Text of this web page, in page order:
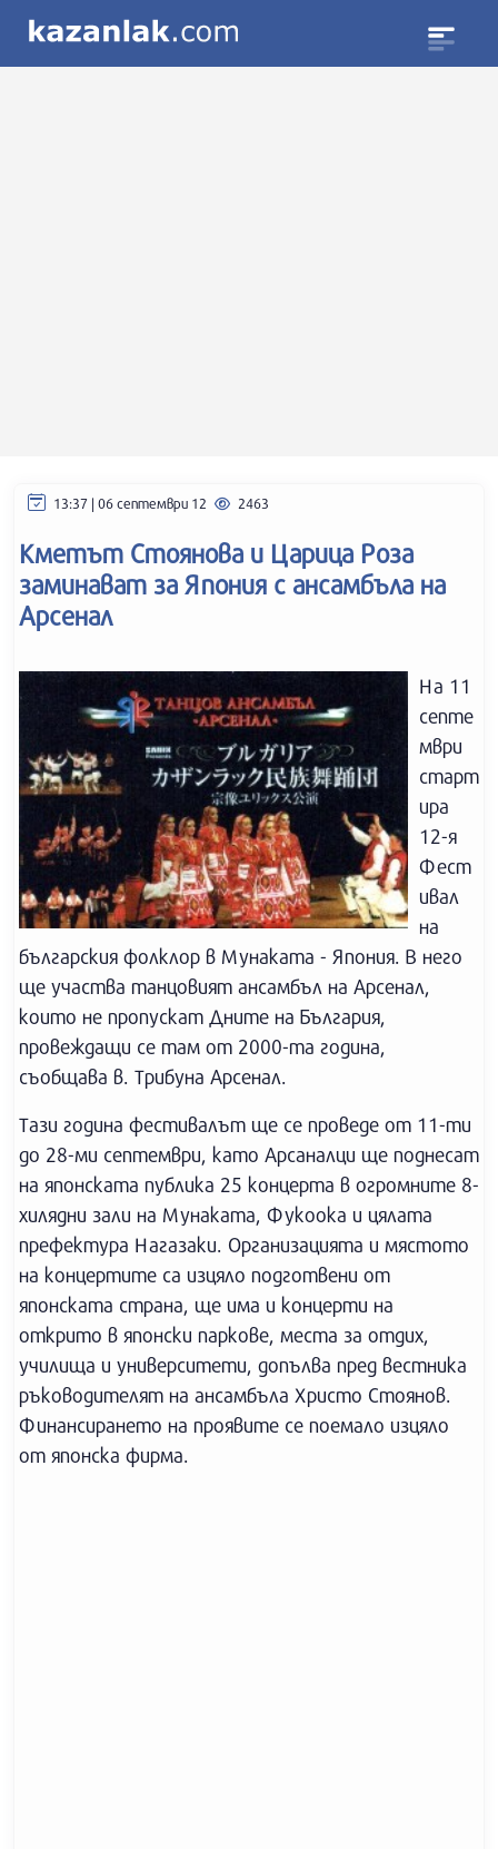
13:37 | 06 септември 12 2463
Кметът Стоянова и Царица Роза
заминават за Япония с ансамбъла на
Арсенал
На 11
септе
мври
старт
ира
12-я
Фест
ивал
на
българския фолклор в Мунаката - Япония. В него
ще участва танцовият ансамбъл на Арсенал,
които не пропускат Дните на България,
провеждащи се там от 2000-та година,
съобщава в. Трибуна Арсенал.
Тази година фестивалът ще се проведе от 11-ти
до 28-ми септември, като Арсаналци ще поднесат
на японската публика 25 концерта в огромните 8-
хилядни зали на Мунаката, Фукоока и цялата
префектура Нагазаки. Организацията и мястото
на концертите са изцяло подготвени от
японската страна, ще има и концерти на
открито в японски паркове, места за отдих,
училища и университети, допълва пред вестника
ръководителят на ансамбъла Христо Стоянов.
Финансирането на проявите се поемало изцяло
от японска фирма.